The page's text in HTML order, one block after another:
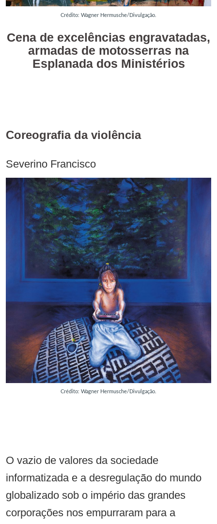
Crédito: Wagner Hermusche/Divulgação.
Cena de excelências engravatadas,
armadas de motosserras na
Esplanada dos Ministérios
Coreografia da violência
Severino Francisco
Crédito: Wagner Hermusche/Divulgação.
O vazio de valores da sociedade
informatizada e a desregulação do mundo
globalizado sob o império das grandes
corporações nos empurraram para a